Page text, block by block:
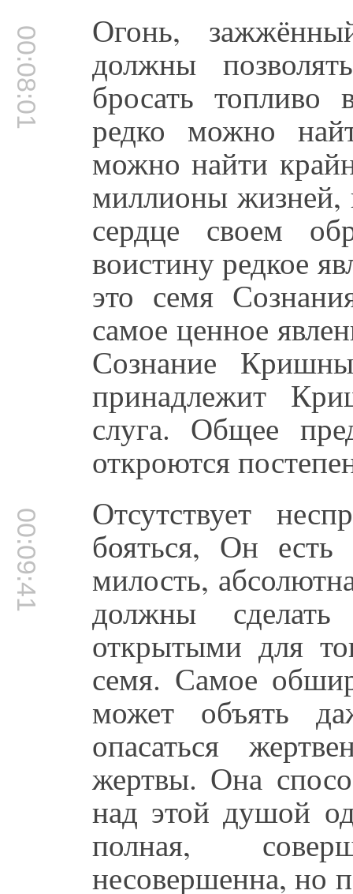
00:08:01 Огонь,
должны
бросать топливо
редко можно
можно найти
миллионы жизней,
сердце своем
воистину редкое
это семя
самое ценное
Сознание
принадлежит
слуга. Общее
откроются
00:09:41 Отсутствует
бояться, Он
милость,
должны
открытыми для
семя. Самое
может объять
опасаться
жертвы. Она
над этой душой
полная,
несовершенна, но